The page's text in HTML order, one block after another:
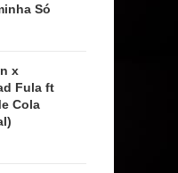
Só
x
Fula ft
Cola